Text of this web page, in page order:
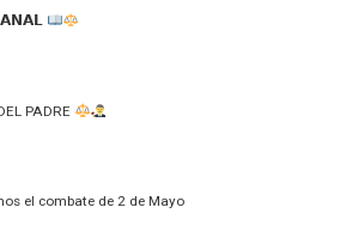
PADRE
el combate de 2 de Mayo